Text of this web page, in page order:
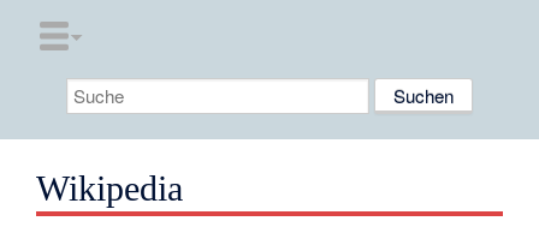
Wikipedia